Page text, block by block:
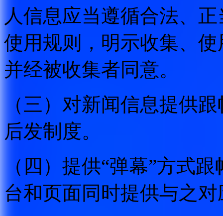
人信息应当遵循合法、
使用规则，明示收集、
并经被收集者同意。
（三）对新闻信息提供
后发制度。
（四）提供“弹幕”方式
台和页面同时提供与之